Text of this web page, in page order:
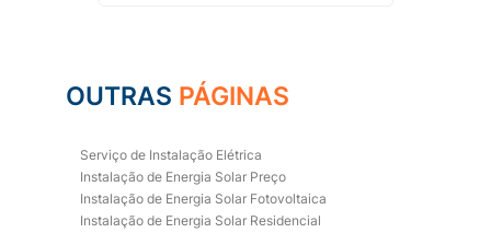
OUTRAS PÁGINAS
Serviço de Instalação Elétrica
Instalação de Energia Solar Preço
Instalação de Energia Solar Fotovoltaica
Instalação de Energia Solar Residencial